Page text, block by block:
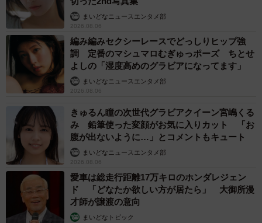
まいどなニュースエンタメ部
2026.08.06
編み編みセクシーレースでどっしりヒップ強
調 定番のマシュマロむぎゅっポーズ ちとせ
よしの「湿度高めのグラビアになってます」
まいどなニュースエンタメ部
2026.08.06
きゅるん瞳の次世代グラビアクイーン宮嶋くる
み 鉛筆使った変顔がお気に入りカット 「お
腹が出ないように…」とコメントもキュート
まいどなニュースエンタメ部
2026.08.06
愛車は総走行距離17万キロのホンダレジェン
ド 「どなたか欲しい方が居たら」 大御所漫
才師が譲渡の意向
まいどなトピック